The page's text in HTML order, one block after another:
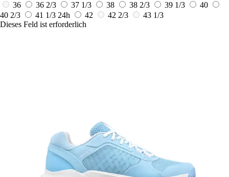
36
36 2/3 37 1/3 38 38 2/3 39 1/3
40
40 2/3
41 1/3 24h 42 42 2/3
43 1/3
Dieses Feld ist erforderlich